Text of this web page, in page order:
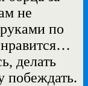
не
по
делать
побеждать.